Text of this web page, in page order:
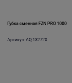
Губка сменная FZN PRO 1000
Артикул: AQ-132720